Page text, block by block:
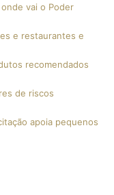
vai o Poder
e restaurantes e
recomendados
de riscos
apoia pequenos